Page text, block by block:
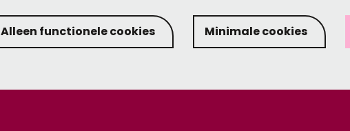
Alleen functionele cookies Minimale cookies